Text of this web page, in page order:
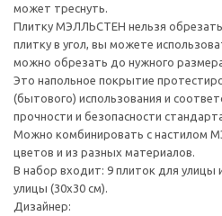
может треснуть.
Плитку МЭЛЛЬСТЕН нельзя
плитку в угол, вы можете
можно обрезать до нужного
Это напольное покрытие
(бытового) использования и
прочности и безопасности
Можно комбинировать с настилом
цветов и из разных материалов.
В набор входит: 9 плиток для улицы
улицы (30x30 см).
Дизайнер: